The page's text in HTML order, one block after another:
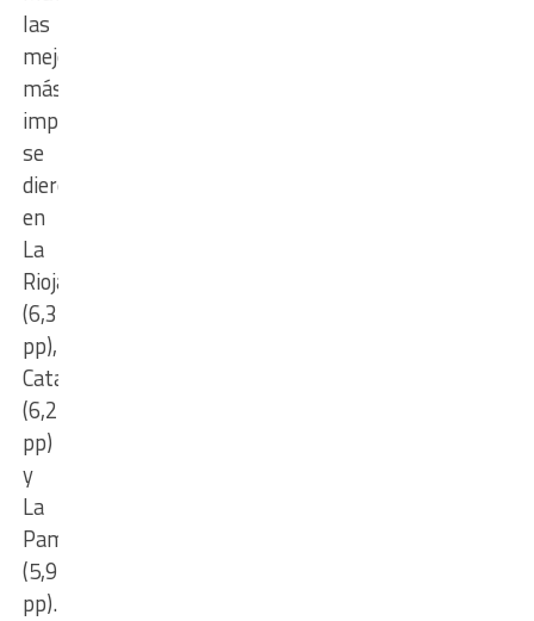
las
mejoras
más
importantes
se
dieron
en
La
Rioja
(6,3
pp),
Catamarca
(6,2
pp)
y
La
Pampa
(5,9
pp).